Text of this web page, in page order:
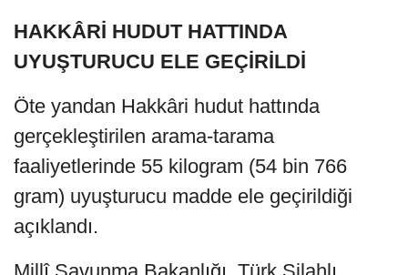
HAKKÂRİ HUDUT HATTINDA
UYUŞTURUCU ELE GEÇİRİLDİ
Öte yandan Hakkâri hudut hattında
gerçekleştirilen arama-tarama
faaliyetlerinde 55 kilogram (54 bin 766
gram) uyuşturucu madde ele geçirildiği
açıklandı.